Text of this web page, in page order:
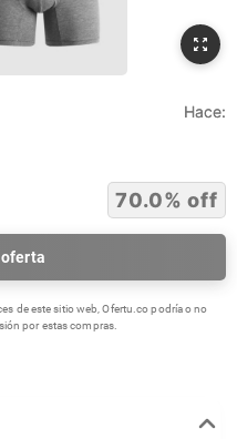
Hace:
70.0% off
de este sitio web, Ofertu.co podría o no
por estas compras.